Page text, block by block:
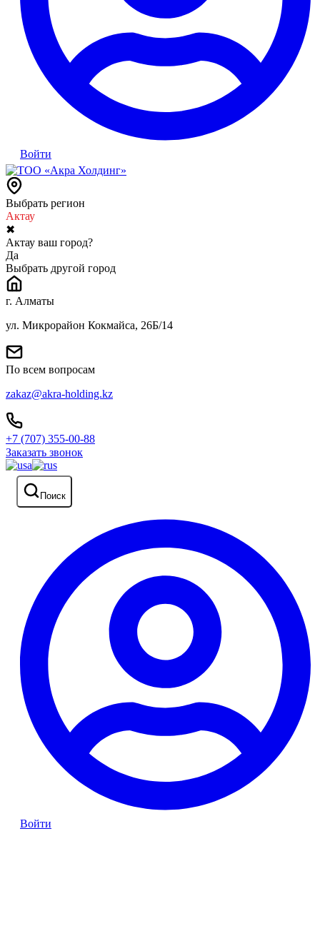
Войти
Выбрать регион
Актау
✖
Актау ваш город?
Да
Выбрать другой город
г. Алматы
ул. Микрорайон Кокмайса, 26Б/14
По всем вопросам
zakaz@akra-holding.kz
+7 (707) 355-00-88
Заказать звонок
Поиск
Войти